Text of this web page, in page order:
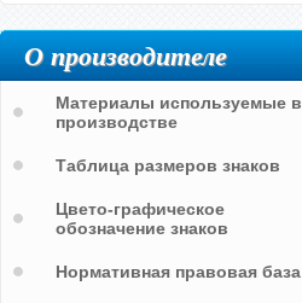
О производителе
Материалы используемые в
производстве
Таблица размеров знаков
Цвето-графическое
обозначение знаков
Нормативная правовая база